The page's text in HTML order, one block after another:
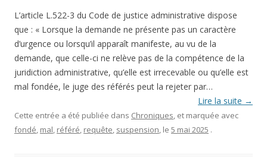
L’article L.522-3 du Code de justice administrative dispose
que : « Lorsque la demande ne présente pas un caractère
d’urgence ou lorsqu’il apparaît manifeste, au vu de la
demande, que celle-ci ne relève pas de la compétence de la
juridiction administrative, qu’elle est irrecevable ou qu’elle est
mal fondée, le juge des référés peut la rejeter par…
Lire la suite →
Cette entrée a été publiée dans Chroniques, et marquée avec
fondé, mal, référé, requête, suspension, le 5 mai 2025 .